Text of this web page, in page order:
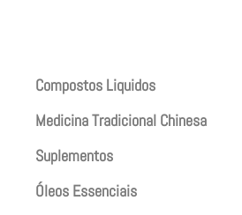
Compostos Liquidos
Medicina Tradicional Chinesa
Suplementos
Óleos Essenciais